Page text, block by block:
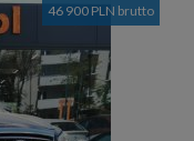
46 900 PLN brutto